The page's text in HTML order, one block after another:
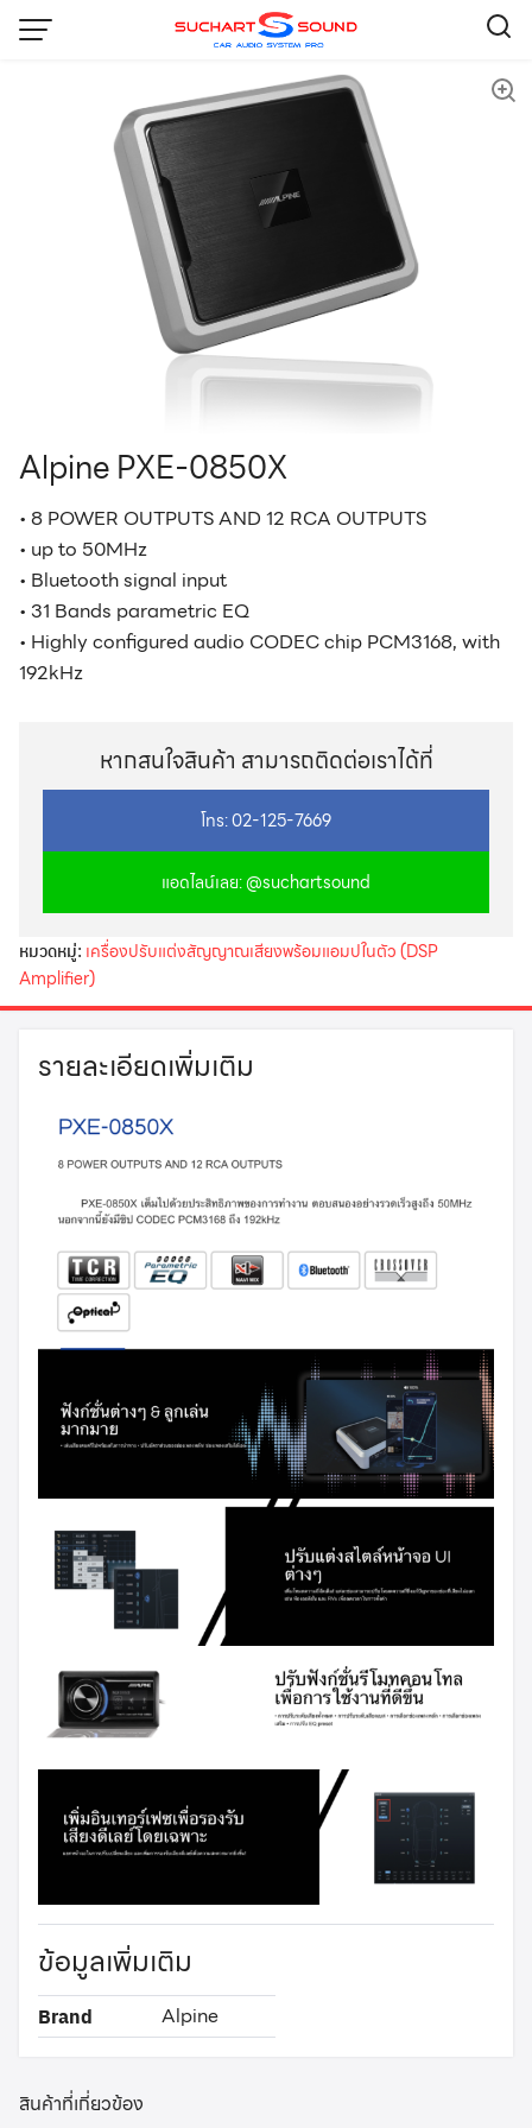
Skip
Search
Search
🔍
Alpine PXE-0850X
• 8 POWER OUTPUTS AND 12 RCA OUTPUTS
• up to 50MHz
• Bluetooth signal input
• 31 Bands parametric EQ
• Highly configured audio CODEC chip PCM3168, with
192kHz
หากสนใจสินค้า สามารถติดต่อเราได้ที่
โทร: 02-125-7669
แอดไลน์เลย: @suchartsound
หมวดหมู่: เครื่องปรับแต่งสัญญาณเสียงพร้อมแอมปในตัว (DSP
Amplifier)
รายละเอียดเพิ่มเติม
ข้อมูลเพิ่มเติม
Brand Alpine
สินค้าที่เกี่ยวข้อง